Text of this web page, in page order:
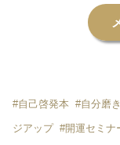
#自己啓発本 #自分磨き
ジアップ #開運セミナ